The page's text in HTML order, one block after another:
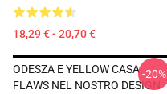
18,29 € - 20,70 €
ODESZA E YELLOW CASA
FLAWS NEL NOSTRO DESIGN
-20%